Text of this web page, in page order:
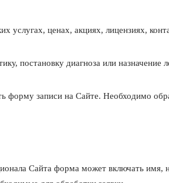
ценах, акциях, лицензиях,
постановку диагноза или назначение
записи на Сайте. Необходимо
Сайта форма может включать имя,